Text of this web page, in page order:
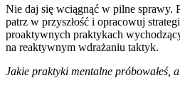
Nie daj się wciągnąć w pilne sprawy.
patrz w przyszłość i opracowuj
proaktywnych praktykach
na reaktywnym wdrażaniu taktyk.
Jakie praktyki mentalne próbowałeś,